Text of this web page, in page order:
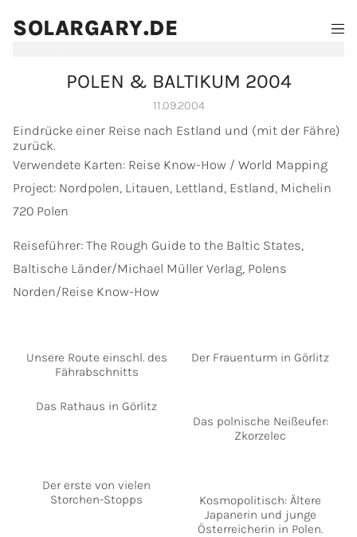
SOLARGARY.DE
POLEN & BALTIKUM 2004
11.09.2004
Eindrücke einer Reise nach Estland und (mit der Fähre)
zurück.
Verwendete Karten: Reise Know-How / World Mapping
Project: Nordpolen, Litauen, Lettland, Estland, Michelin
720 Polen
Reiseführer: The Rough Guide to the Baltic States,
Baltische Länder/Michael Müller Verlag, Polens
Norden/Reise Know-How
Unsere Route einschl. des
Fährabschnitts
Der Frauenturm in Görlitz
Das Rathaus in Görlitz
Das polnische Neißeufer:
Zkorzelec
Der erste von vielen
Storchen-Stopps
Kosmopolitisch: Ältere
Japanerin und junge
Österreicherin in Polen.